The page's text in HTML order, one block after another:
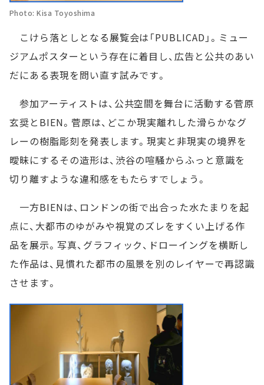
Photo: Kisa Toyoshima
こけら落としとなる展覧会は「PUBLICAD」。ミュー
ジアムポスターという存在に着目し、広告と公共のあい
だにある表現を問い直す試みです。
参加アーティストは、公共空間を舞台に活動する菅原
玄奨とBIEN。菅原は、どこか現実離れした滑らかなグ
レーの樹脂彫刻を発表します。現実と非現実の境界を
曖昧にするその造形は、渋谷の喧騒からふっと意識を
切り離すような違和感をもたらすでしょう。
一方BIENは、ロンドンの街で出合った水たまりを起
点に、大都市のゆがみや視覚のズレをすくい上げる作
品を展示。写真、グラフィック、ドローイングを横断し
た作品は、見慣れた都市の風景を別のレイヤーで再認識
させます。